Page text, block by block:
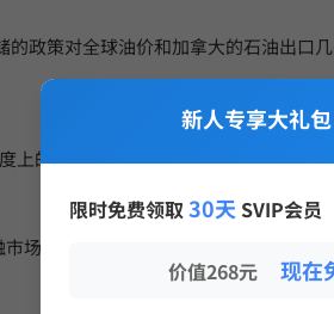
政策对全球油价和加拿大的石油出口几
上的差异，凸显了两种溢出效应的独特
市场
新人专享大礼包
限时免费领取30天 SVIP会员
价值268元 现在